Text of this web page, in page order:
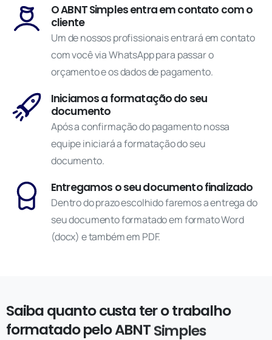
O ABNT Simples entra em contato com o
cliente
Um de nossos profissionais entrará em contato
com você via WhatsApp para passar o
orçamento e os dados de pagamento.
Iniciamos a formatação do seu
documento
Após a confirmação do pagamento nossa
equipe iniciará a formatação do seu
documento.
Entregamos o seu documento finalizado
Dentro do prazo escolhido faremos a entrega do
seu documento formatado em formato Word
(docx) e também em PDF.
Saibaquantocustaterotrabalho
formatadopeloABNTSimples